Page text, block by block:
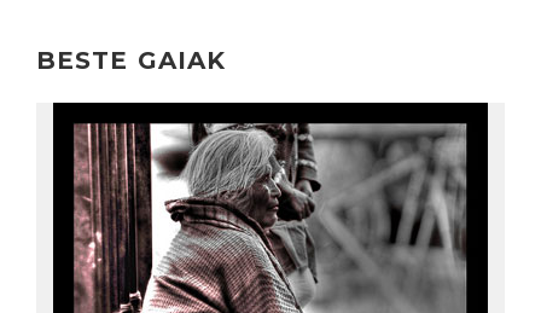
BESTE GAIAK